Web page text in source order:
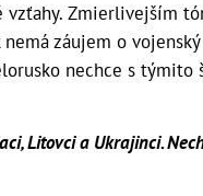
vzťahy. Zmierlivejším
záujem o
nechce s týmito
Litovci a Ukrajinci.